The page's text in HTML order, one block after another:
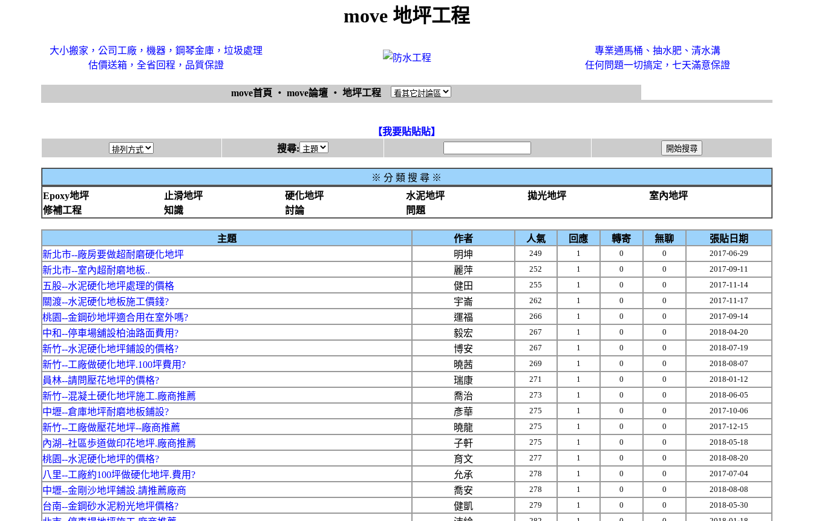
move 地坪工程
大小搬家，公司工廠，機器，鋼琴金庫，垃圾處理
估價送箱，全省回程，品質保證
專業通馬桶、抽水肥、清水溝
任何問題一切搞定，七天滿意保證
move首頁 ‧ move論壇 ‧ 地坪工程
【我要貼貼貼】
搜尋:
※ 分 類 搜 尋 ※
Epoxy地坪
止滑地坪 硬化地坪 水泥地坪 拋光地坪
室內地坪
修補工程
知識 討論 問題
主題 作者 人氣 回應 轉寄 無聊
張貼日期
新北市--廠房要做超耐磨硬化地坪
明坤 249 1 0 0 2017-06-29
新北市--室內超耐磨地板.. 麗萍 252 1 0 0 2017-09-11
五股--水泥硬化地坪處理的價格 健田 255 1 0 0 2017-11-14
關渡--水泥硬化地板施工價錢? 宇崙 262 1 0 0 2017-11-17
桃園--金鋼砂地坪適合用在室外嗎? 運福 266 1 0 0 2017-09-14
中和--停車場舖設柏油路面費用? 毅宏 267 1 0 0 2018-04-20
新竹--水泥硬化地坪鋪設的價格? 博安 267 1 0 0 2018-07-19
新竹--工廠做硬化地坪.100坪費用? 曉茜 269 1 0 0 2018-08-07
員林--請問壓花地坪的價格? 瑞康 271 1 0 0 2018-01-12
新竹--混凝土硬化地坪施工.廠商推薦 喬治 273 1 0 0 2018-06-05
中壢--倉庫地坪耐磨地板鋪設? 彥華 275 1 0 0 2017-10-06
新竹--工廠做壓花地坪--廠商推薦 曉龍 275 1 0 0 2017-12-15
內湖--社區歩道做印花地坪.廠商推薦 子軒 275 1 0 0 2018-05-18
桃園--水泥硬化地坪的價格? 育文 277 1 0 0 2018-08-20
八里--工廠約100坪做硬化地坪.費用? 允承 278 1 0 0 2017-07-04
中壢--金剛沙地坪鋪設.請推薦廠商 喬安 278 1 0 0 2018-08-08
台南--金鋼砂水泥粉光地坪價格? 健凱 279 1 0 0 2018-05-30